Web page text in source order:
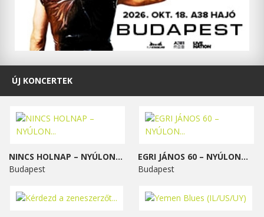
ÚJ KONCERTEK
NINCS HOLNAP – NYÚLON...
Budapest
EGRI JÁNOS 60 – NYÚLON...
Budapest